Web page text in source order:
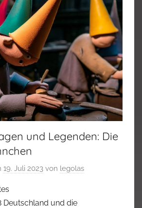
und Legenden: Die
19. Juli 2023 von legolas
Deutschland und die